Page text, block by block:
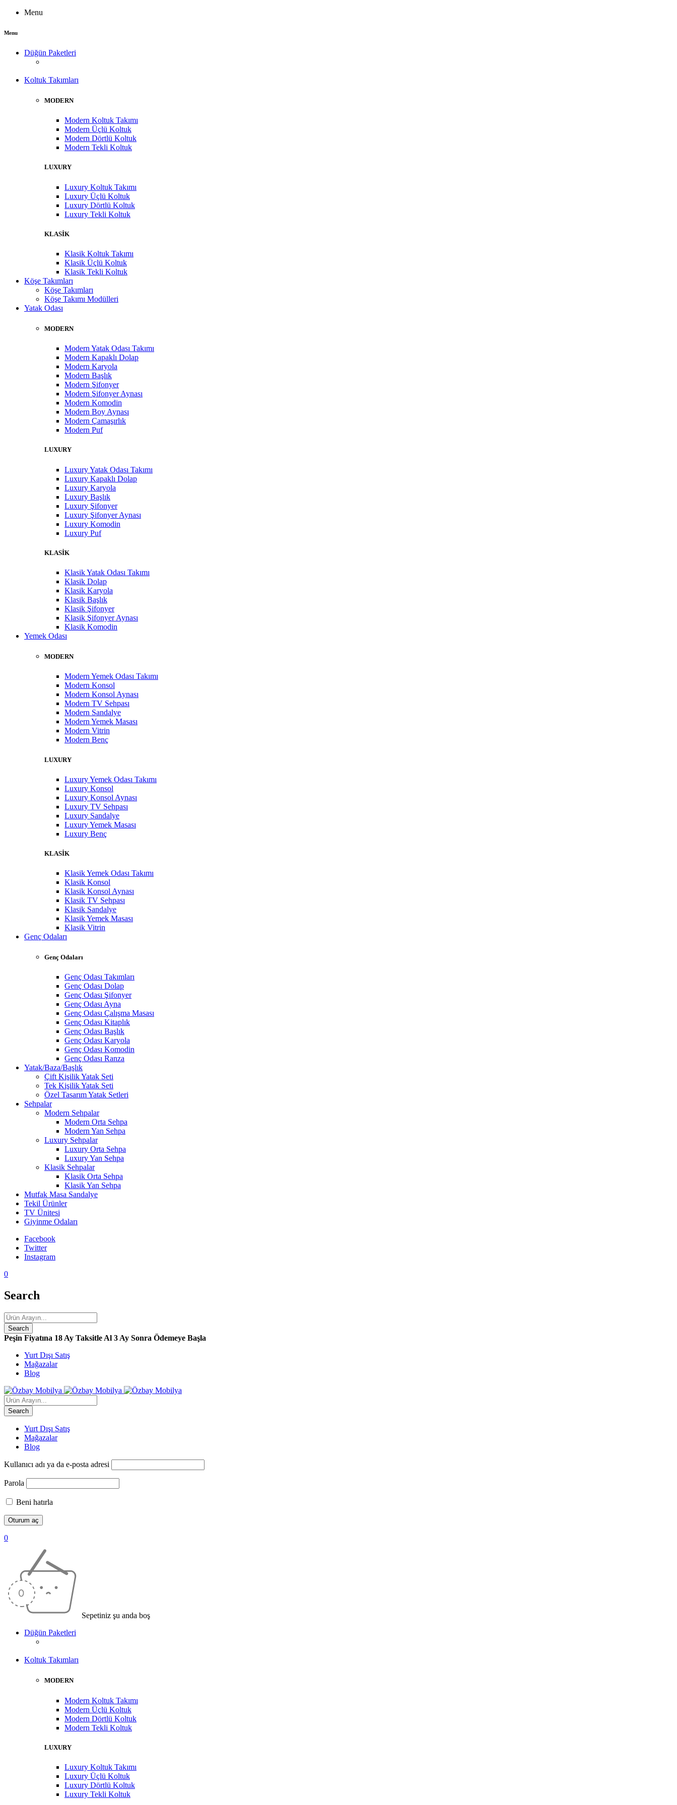
Menu
Menu
Düğün Paketleri
Koltuk Takımları
MODERN
Modern Koltuk Takımı
Modern Üçlü Koltuk
Modern Dörtlü Koltuk
Modern Tekli Koltuk
LUXURY
Luxury Koltuk Takımı
Luxury Üçlü Koltuk
Luxury Dörtlü Koltuk
Luxury Tekli Koltuk
KLASİK
Klasik Koltuk Takımı
Klasik Üçlü Koltuk
Klasik Tekli Koltuk
Köşe Takımları
Köşe Takımları
Köşe Takımı Modülleri
Yatak Odası
MODERN
Modern Yatak Odası Takımı
Modern Kapaklı Dolap
Modern Karyola
Modern Başlık
Modern Şifonyer
Modern Şifonyer Aynası
Modern Komodin
Modern Boy Aynası
Modern Çamaşırlık
Modern Puf
LUXURY
Luxury Yatak Odası Takımı
Luxury Kapaklı Dolap
Luxury Karyola
Luxury Başlık
Luxury Şifonyer
Luxury Şifonyer Aynası
Luxury Komodin
Luxury Puf
KLASİK
Klasik Yatak Odası Takımı
Klasik Dolap
Klasik Karyola
Klasik Başlık
Klasik Şifonyer
Klasik Şifonyer Aynası
Klasik Komodin
Yemek Odası
MODERN
Modern Yemek Odası Takımı
Modern Konsol
Modern Konsol Aynası
Modern TV Sehpası
Modern Sandalye
Modern Yemek Masası
Modern Vitrin
Modern Benç
LUXURY
Luxury Yemek Odası Takımı
Luxury Konsol
Luxury Konsol Aynası
Luxury TV Sehpası
Luxury Sandalye
Luxury Yemek Masası
Luxury Benç
KLASİK
Klasik Yemek Odası Takımı
Klasik Konsol
Klasik Konsol Aynası
Klasik TV Sehpası
Klasik Sandalye
Klasik Yemek Masası
Klasik Vitrin
Genç Odaları
Genç Odaları
Genç Odası Takımları
Genç Odası Dolap
Genç Odası Şifonyer
Genç Odası Ayna
Genç Odası Çalışma Masası
Genç Odası Kitaplık
Genç Odası Başlık
Genç Odası Karyola
Genç Odası Komodin
Genç Odası Ranza
Yatak/Baza/Başlık
Çift Kişilik Yatak Seti
Tek Kişilik Yatak Seti
Özel Tasarım Yatak Setleri
Sehpalar
Modern Sehpalar
Modern Orta Sehpa
Modern Yan Sehpa
Luxury Sehpalar
Luxury Orta Sehpa
Luxury Yan Sehpa
Klasik Sehpalar
Klasik Orta Sehpa
Klasik Yan Sehpa
Mutfak Masa Sandalye
Tekil Ürünler
TV Ünitesi
Giyinme Odaları
Facebook
Twitter
Instagram
0
Search
Peşin Fiyatına 18 Ay Taksitle Al 3 Ay Sonra Ödemeye Başla
Yurt Dışı Satış
Mağazalar
Blog
Yurt Dışı Satış
Mağazalar
Blog
Kullanıcı adı ya da e-posta adresi
Parola
Beni hatırla
0
Sepetiniz şu anda boş
Düğün Paketleri
Koltuk Takımları
MODERN
Modern Koltuk Takımı
Modern Üçlü Koltuk
Modern Dörtlü Koltuk
Modern Tekli Koltuk
LUXURY
Luxury Koltuk Takımı
Luxury Üçlü Koltuk
Luxury Dörtlü Koltuk
Luxury Tekli Koltuk